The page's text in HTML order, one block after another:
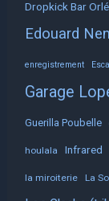
Dropkick Bar
Edouard
enregistrement
Garage
Guerilla Poubelle
houlala Infrared
la miroiterie La